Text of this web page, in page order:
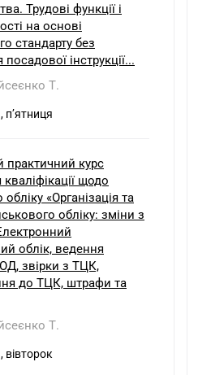
Трудові функції і
на основі
стандарту без
інструкції...
Т.
пʼятниця
практичний курс
щодо
«Організація та
обліку: зміни з
облік, ведення
звірки з ТЦК,
до ТЦК, штрафи та
Т.
вівторок